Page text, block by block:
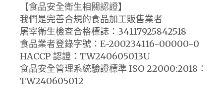
【食品安全衛生相關認證】
我們是完善合規的食品加工販售業者
屠宰衛生檢查合格標誌：34117925842518
食品業者登錄字號：E-200234116-00000-0
HACCP 認證：TW240605013U
食品安全管理系統驗證標準 ISO 22000:2018：
TW240605012